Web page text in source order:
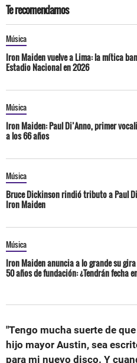
Te recomendamos
Música
Iron Maiden vuelve a Lima: la mítica
Estadio Nacional en 2026
Música
Iron Maiden: Paul Di’Anno, primer
a los 66 años
Música
Bruce Dickinson rindió tributo a Paul
Iron Maiden
Música
Iron Maiden anuncia a lo grande su
50 años de fundación: ¿Tendrán fecha
"Tengo mucha suerte de
hijo mayor Austin, sea
para mi nuevo disco. Y